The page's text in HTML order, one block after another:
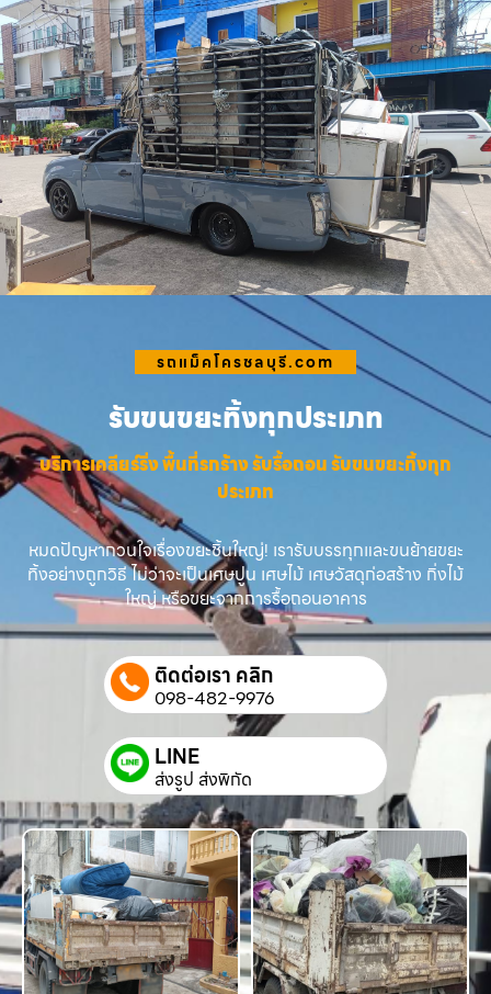
รถแม็คโครชลบุรี.com
รับขนขยะทิ้งทุกประเภท
บริการเคลียร์ริ่ง พื้นที่รกร้าง รับรื้อถอน รับขนขยะทิ้งทุก
ประเภท
หมดปัญหากวนใจเรื่องขยะชิ้นใหญ่! เรารับบรรทุกและขนย้ายขยะ
ทิ้งอย่างถูกวิธี ไม่ว่าจะเป็นเศษปูน เศษไม้ เศษวัสดุก่อสร้าง กิ่งไม้
ใหญ่ หรือขยะจากการรื้อถอนอาคาร
ติดต่อเรา คลิก
098-482-9976
LINE
ส่งรูป ส่งพิกัด